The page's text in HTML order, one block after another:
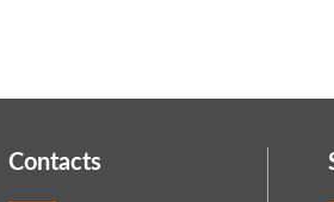
Contacts